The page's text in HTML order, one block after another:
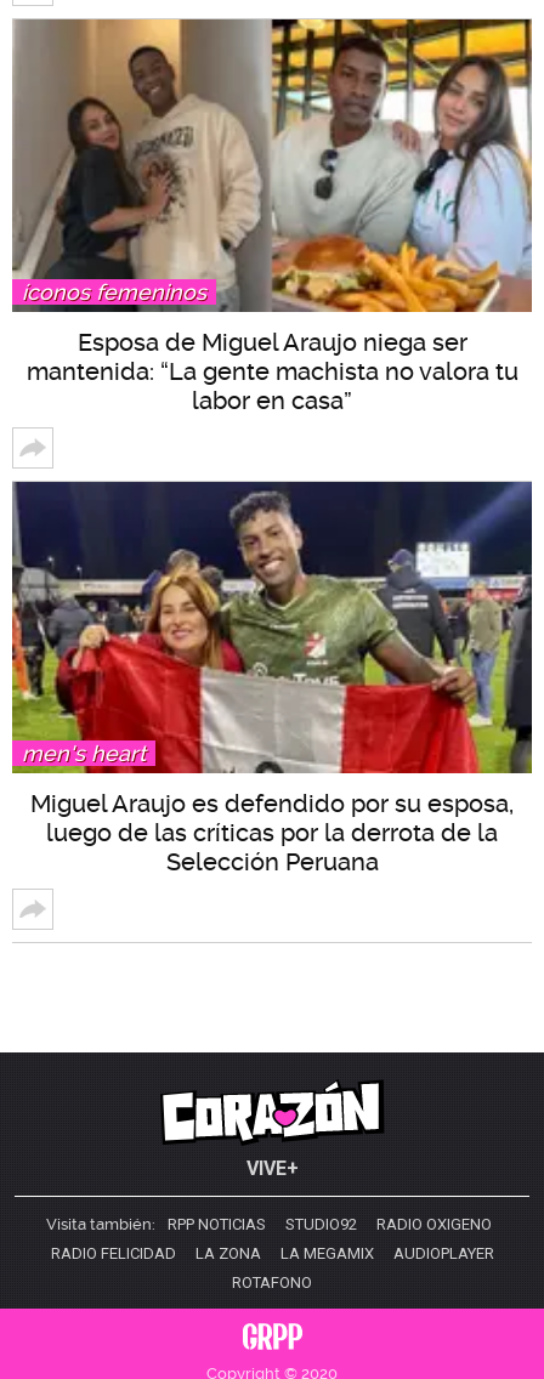
íconos femeninos
Esposa de Miguel Araujo niega ser
mantenida: “La gente machista no valora tu
labor en casa”
men's heart
Miguel Araujo es defendido por su esposa,
luego de las críticas por la derrota de la
Selección Peruana
VIVE+
Visita también: RPP NOTICIAS STUDIO92
RADIO OXIGENO
RADIO FELICIDAD
LA ZONA LA MEGAMIX
AUDIOPLAYER
ROTAFONO
Copyright © 2020